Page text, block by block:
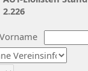
Vorname
2.226